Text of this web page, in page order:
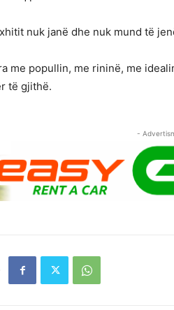
nuk janë dhe nuk mund të
me popullin, me rininë, me
të gjithë.
-